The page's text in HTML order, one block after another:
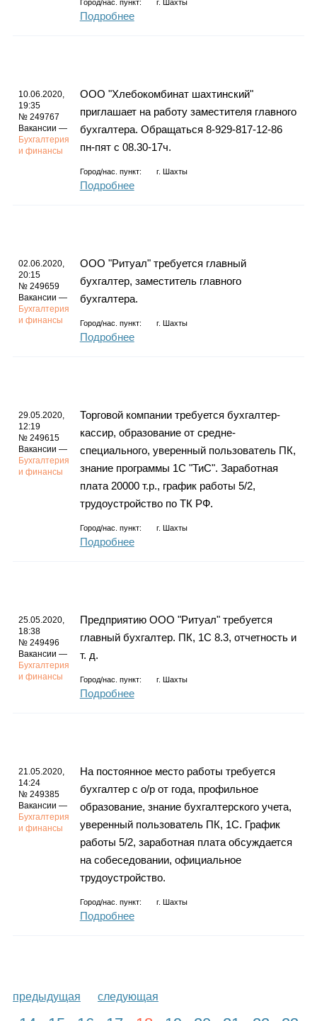
Город/нас. пункт: г. Шахты
Подробнее
10.06.2020,
19:35
№ 249767
Вакансии —
Бухгалтерия
и финансы
ООО "Хлебокомбинат шахтинский"
приглашает на работу заместителя главного
бухгалтера. Обращаться 8-929-817-12-86
пн-пят с 08.30-17ч.
Город/нас. пункт: г. Шахты
Подробнее
02.06.2020,
20:15
№ 249659
Вакансии —
Бухгалтерия
и финансы
ООО "Ритуал" требуется главный
бухгалтер, заместитель главного
бухгалтера.
Город/нас. пункт: г. Шахты
Подробнее
29.05.2020,
12:19
№ 249615
Вакансии —
Бухгалтерия
и финансы
Торговой компании требуется бухгалтер-
кассир, образование от средне-
специального, уверенный пользователь ПК,
знание программы 1С "ТиС". Заработная
плата 20000 т.р., график работы 5/2,
трудоустройство по ТК РФ.
Город/нас. пункт: г. Шахты
Подробнее
25.05.2020,
18:38
№ 249496
Вакансии —
Бухгалтерия
и финансы
Предприятию ООО "Ритуал" требуется
главный бухгалтер. ПК, 1С 8.3, отчетность и
т. д.
Город/нас. пункт: г. Шахты
Подробнее
21.05.2020,
14:24
№ 249385
Вакансии —
Бухгалтерия
и финансы
На постоянное место работы требуется
бухгалтер с о/р от года, профильное
образование, знание бухгалтерского учета,
уверенный пользователь ПК, 1С. График
работы 5/2, заработная плата обсуждается
на собеседовании, официальное
трудоустройство.
Город/нас. пункт: г. Шахты
Подробнее
предыдущая следующая